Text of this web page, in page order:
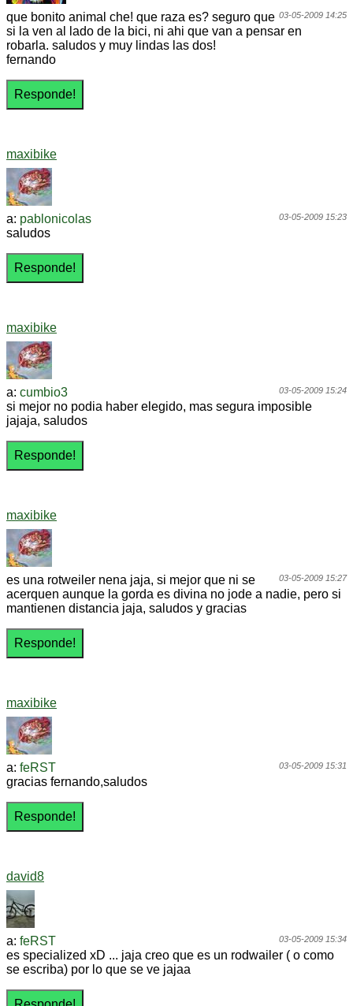
03-05-2009 14:25
que bonito animal che! que raza es? seguro que
si la ven al lado de la bici, ni ahi que van a pensar en
robarla. saludos y muy lindas las dos!
fernando
maxibike
03-05-2009 15:23
a: pablonicolas
saludos
maxibike
03-05-2009 15:24
a: cumbio3
si mejor no podia haber elegido, mas segura imposible
jajaja, saludos
maxibike
03-05-2009 15:27
es una rotweiler nena jaja, si mejor que ni se
acerquen aunque la gorda es divina no jode a nadie, pero si
mantienen distancia jaja, saludos y gracias
maxibike
03-05-2009 15:31
a: feRST
gracias fernando,saludos
david8
03-05-2009 15:34
a: feRST
es specialized xD ... jaja creo que es un rodwailer ( o como
se escriba) por lo que se ve jajaa